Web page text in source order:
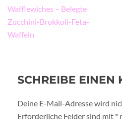
Beitragsnavigation
Wafflewiches – Belegte
Zucchini-Brokkoli-Feta-
Waffeln
SCHREIBE EINEN
Deine E-Mail-Adresse wird
Erforderliche Felder sind mit *